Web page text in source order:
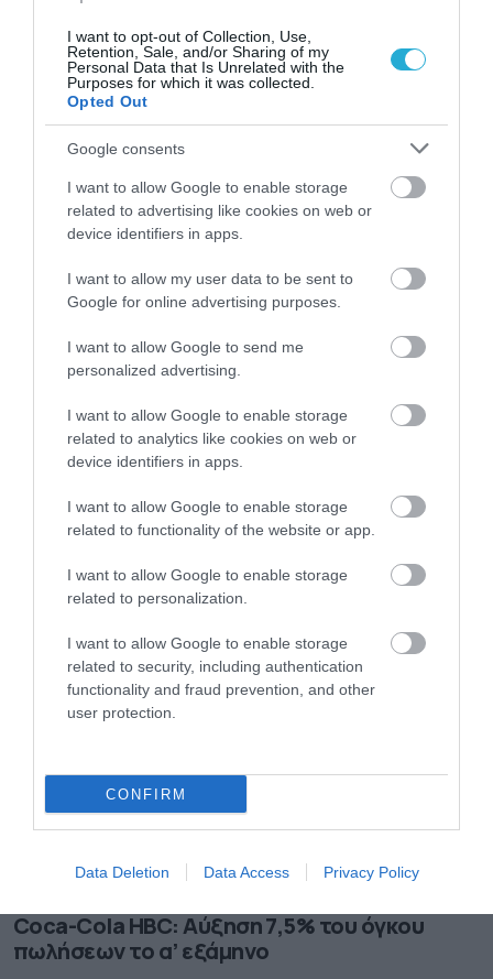
I want to opt-out of Collection, Use,
Retention, Sale, and/or Sharing of my
Personal Data that Is Unrelated with the
Purposes for which it was collected.
Opted Out
Google consents
I want to allow Google to enable storage
related to advertising like cookies on web or
device identifiers in apps.
I want to allow my user data to be sent to
Google for online advertising purposes.
I want to allow Google to send me
personalized advertising.
I want to allow Google to enable storage
related to analytics like cookies on web or
device identifiers in apps.
I want to allow Google to enable storage
related to functionality of the website or app.
I want to allow Google to enable storage
related to personalization.
I want to allow Google to enable storage
related to security, including authentication
functionality and fraud prevention, and other
user protection.
CONFIRM
Data Deletion Data Access Privacy Policy
06.08.2026
Τα εύκολα «τεστ» για να δείτε αν τα αυγά
είναι φρέσκα
06.08.2026
Vegan συνταγή για πρωινό: Pancakes με
κανέλα και μύρτιλα
Coca-Cola HBC: Aύξηση 7,5% του όγκου
πωλήσεων το α’ εξάμηνο